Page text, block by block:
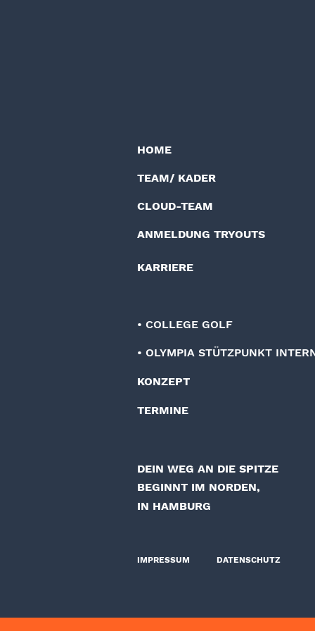
HOME
TEAM/ KADER
CLOUD-TEAM
ANMELDUNG TRYOUTS
KARRIERE
• COLLEGE GOLF
• OLYMPIA STÜTZPUNKT
KONZEPT
TERMINE
DEIN WEG AN DIE SPITZE
BEGINNT IM NORDEN,
IN HAMBURG
IMPRESSUM DATENSCHUTZ